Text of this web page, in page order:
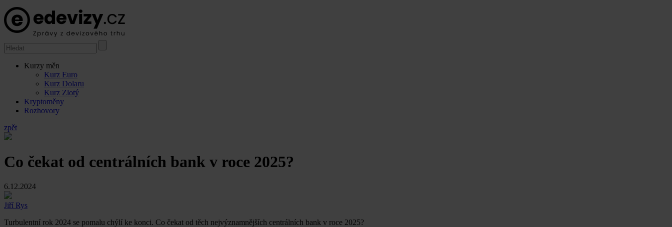
Kurzy měn
Kurz Euro
Kurz Dolaru
Kurz Zlotý
Kryptoměny
Rozhovory
zpět
Co čekat od centrálních bank v roce 2025?
6.12.2024
Jiří Rys
Turbulentní rok 2024 se pomalu chýlí ke konci. Co čekat od těch nejvýznamnějších centrálních bank v roce 2025?